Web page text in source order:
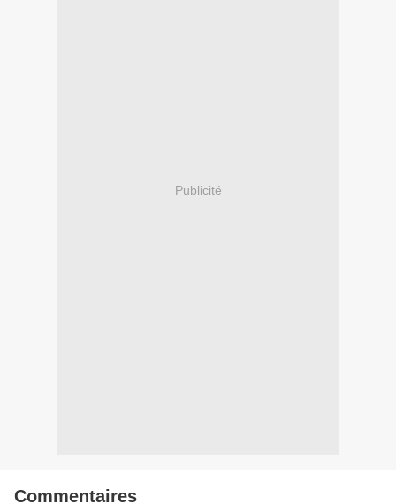
Publicité
Commentaires